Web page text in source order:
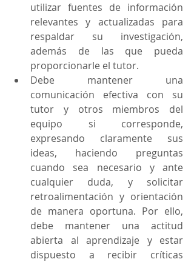
utilizar fuentes de información
relevantes y actualizadas para
respaldar su investigación,
además de las que pueda
proporcionarle el tutor.
Debe mantener una
comunicación efectiva con su
tutor y otros miembros del
equipo si corresponde,
expresando claramente sus
ideas, haciendo preguntas
cuando sea necesario y ante
cualquier duda, y solicitar
retroalimentación y orientación
de manera oportuna. Por ello,
debe mantener una actitud
abierta al aprendizaje y estar
dispuesto a recibir críticas